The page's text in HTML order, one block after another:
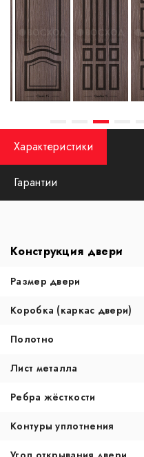
Характеристики
Гарантии
Конструкция двери
Размер двери
Коробка (каркас двери)
Полотно
Лист металла
Ребра жёсткости
Контуры уплотнения